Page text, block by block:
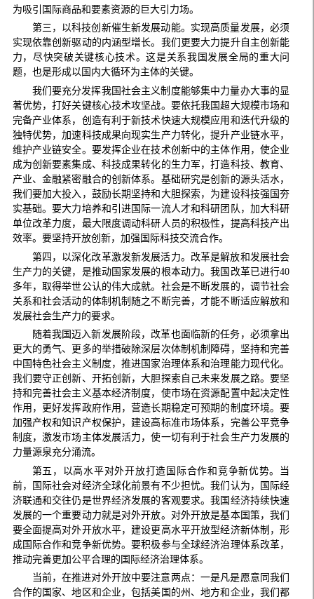
为吸引国际商品和要素资源的巨大引力场。
第三，以科技创新催生新发展动能。实现高质量发展，必须
实现依靠创新驱动的内涵型增长。我们更要大力提升自主创新能
力，尽快突破关键核心技术。这是关系我国发展全局的重大问
题，也是形成以国内大循环为主体的关键。
我们要充分发挥我国社会主义制度能够集中力量办大事的显
著优势，打好关键核心技术攻坚战。要依托我国超大规模市场和
完备产业体系，创造有利于新技术快速大规模应用和迭代升级的
独特优势，加速科技成果向现实生产力转化，提升产业链水平，
维护产业链安全。要发挥企业在技术创新中的主体作用，使企业
成为创新要素集成、科技成果转化的生力军，打造科技、教育、
产业、金融紧密融合的创新体系。基础研究是创新的源头活水，
我们要加大投入，鼓励长期坚持和大胆探索，为建设科技强国夯
实基础。要大力培养和引进国际一流人才和科研团队，加大科研
单位改革力度，最大限度调动科研人员的积极性，提高科技产出
效率。要坚持开放创新，加强国际科技交流合作。
第四，以深化改革激发新发展活力。改革是解放和发展社会
生产力的关键，是推动国家发展的根本动力。我国改革已进行40
多年，取得举世公认的伟大成就。社会是不断发展的，调节社会
关系和社会活动的体制机制随之不断完善，才能不断适应解放和
发展社会生产力的要求。
随着我国迈入新发展阶段，改革也面临新的任务，必须拿出
更大的勇气、更多的举措破除深层次体制机制障碍，坚持和完善
中国特色社会主义制度，推进国家治理体系和治理能力现代化。
我们要守正创新、开拓创新，大胆探索自己未来发展之路。要坚
持和完善社会主义基本经济制度，使市场在资源配置中起决定性
作用，更好发挥政府作用，营造长期稳定可预期的制度环境。要
加强产权和知识产权保护，建设高标准市场体系，完善公平竞争
制度，激发市场主体发展活力，使一切有利于社会生产力发展的
力量源泉充分涌流。
第五，以高水平对外开放打造国际合作和竞争新优势。当
前，国际社会对经济全球化前景有不少担忧。我们认为，国际经
济联通和交往仍是世界经济发展的客观要求。我国经济持续快速
发展的一个重要动力就是对外开放。对外开放是基本国策，我们
要全面提高对外开放水平，建设更高水平开放型经济新体制，形
成国际合作和竞争新优势。要积极参与全球经济治理体系改革，
推动完善更加公平合理的国际经济治理体系。
当前，在推进对外开放中要注意两点：一是凡是愿意同我们
合作的国家、地区和企业，包括美国的州、地方和企业，我们都